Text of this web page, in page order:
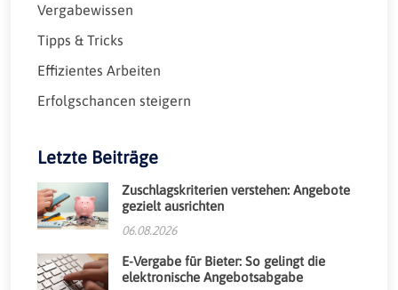
Vergabewissen
Tipps & Tricks
Effizientes Arbeiten
Erfolgschancen steigern
Letzte Beiträge
Zuschlagskriterien verstehen: Angebote
gezielt ausrichten
06.08.2026
E-Vergabe für Bieter: So gelingt die
elektronische Angebotsabgabe